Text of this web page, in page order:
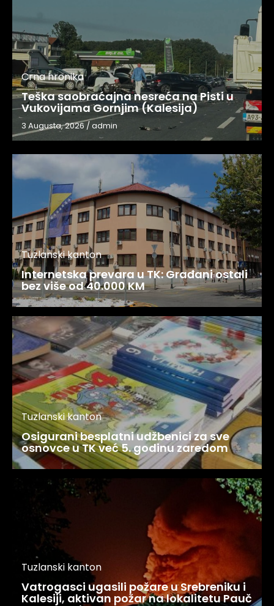
Crna hronika
Teška saobraćajna nesreća na Pisti u
Vukovijama Gornjim (Kalesija)
3 Augusta, 2026/admin
Tuzlanski kanton
Internetska prevara u TK: Građani ostali
bez više od 40.000 KM
Tuzlanski kanton
Osigurani besplatni udžbenici za sve
osnovce u TK već 5. godinu zaredom
Tuzlanski kanton
Vatrogasci ugasili požare u Srebreniku i
Kalesiji, aktivan požar na lokalitetu Pauč